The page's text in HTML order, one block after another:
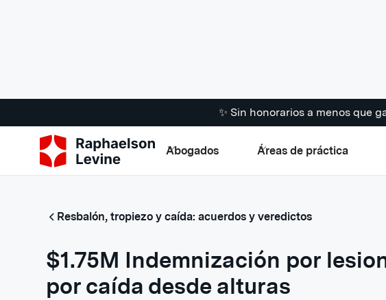
✨ Sin honorarios a menos que
Abogados Áreas de práctica
Resbalón, tropiezo y caída: acuerdos y veredictos
$1.75M Indemnización por
por caída desde alturas